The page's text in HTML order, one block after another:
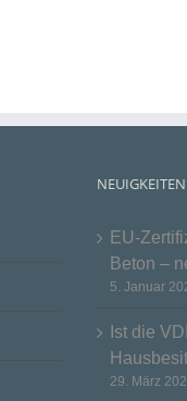
NEUIGKEITEN
EU-
Beton –
5. Januar
Ist die
29. März